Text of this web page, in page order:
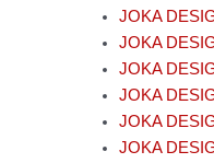
JOKA
JOKA
JOKA
JOKA
JOKA
JOKA